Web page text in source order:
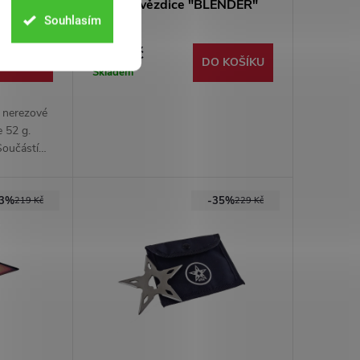
Souhlasím
52 g.
Vrhací hvězdice "BLENDER"
stříbrná
139 Kč
Skladem
DO KOŠÍKU
219 Kč 229 Kč
-35%